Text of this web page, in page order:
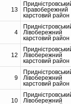
13
Правобережний
карстовий район
4
Лівобережний
карстовий район
12
Лівобережний
карстовий район
9
Лівобережний
карстовий район
10
Лівобережний